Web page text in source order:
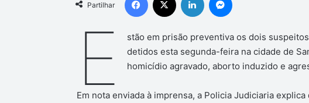
Partilhar
E
stão em prisão preventiva os dois
detidos esta segunda-feira na cidade de
homicídio agravado, aborto induzido e
Em nota enviada à imprensa, a Policia Judiciaria